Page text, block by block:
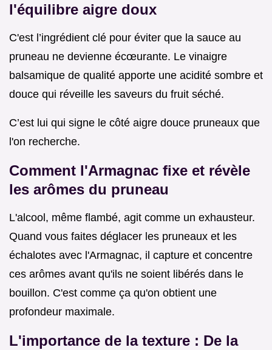
l'équilibre aigre doux
C'est l’ingrédient clé pour éviter que la sauce au
pruneau ne devienne écœurante. Le vinaigre
balsamique de qualité apporte une acidité sombre et
douce qui réveille les saveurs du fruit séché.
C’est lui qui signe le côté aigre douce pruneaux que
l'on recherche.
Comment l'Armagnac fixe et révèle
les arômes du pruneau
L'alcool, même flambé, agit comme un exhausteur.
Quand vous faites déglacer les pruneaux et les
échalotes avec l'Armagnac, il capture et concentre
ces arômes avant qu'ils ne soient libérés dans le
bouillon. C'est comme ça qu'on obtient une
profondeur maximale.
L'importance de la texture : De la